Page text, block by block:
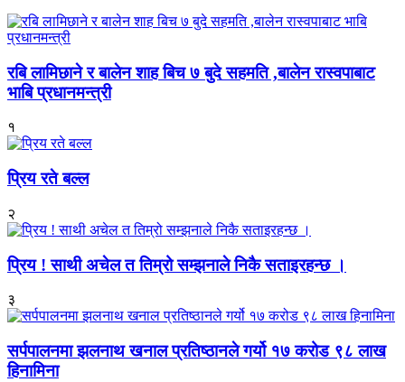
रबि लामिछाने र बालेन शाह बिच ७ बुदे सहमति ,बालेन रास्वपाबाट
भाबि प्रधानमन्त्री
१
प्रिय रते बल्ल
२
प्रिय ! साथी अचेल त तिम्रो सम्झनाले निकै सताइरहन्छ ।
३
सर्पपालनमा झलनाथ खनाल प्रतिष्ठानले गर्यो १७ करोड ९८ लाख
हिनामिना